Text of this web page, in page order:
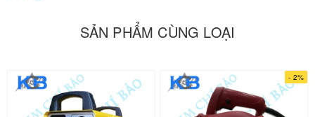
SẢN PHẨM CÙNG LOẠI
- 2%